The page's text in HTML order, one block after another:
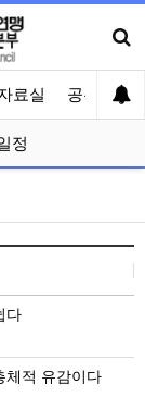
료실 공유게시
정
다
체적 유감이다